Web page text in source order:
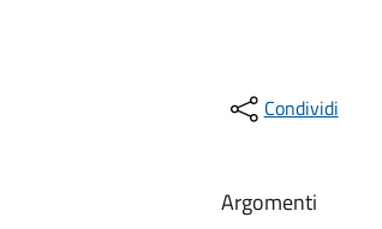
Condividi
Argomenti